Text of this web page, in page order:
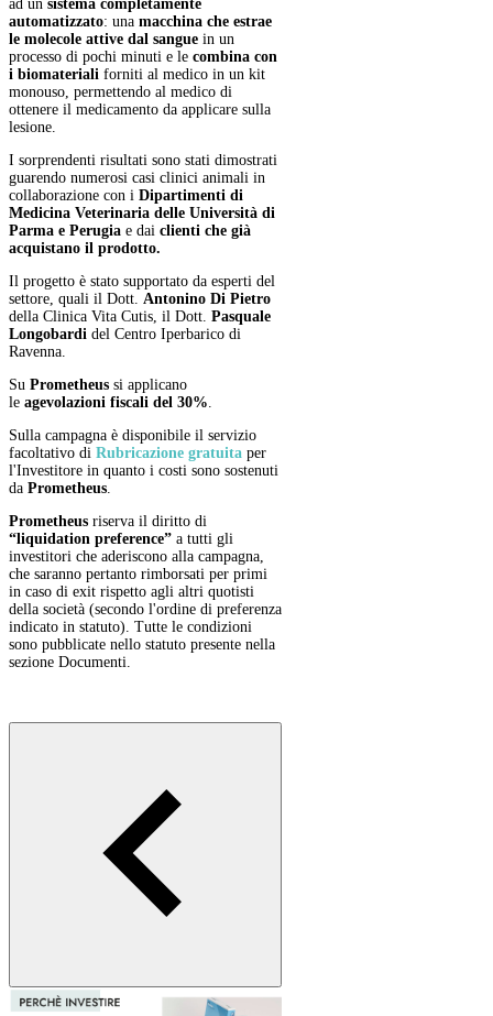
ad un sistema completamente
automatizzato: una macchina che estrae
le molecole attive dal sangue in un
processo di pochi minuti e le combina con
i biomateriali forniti al medico in un kit
monouso, permettendo al medico di
ottenere il medicamento da applicare sulla
lesione.
I sorprendenti risultati sono stati dimostrati
guarendo numerosi casi clinici animali in
collaborazione con i Dipartimenti di
Medicina Veterinaria delle Università di
Parma e Perugia e dai clienti che già
acquistano il prodotto.
Il progetto è stato supportato da esperti del
settore, quali il Dott. Antonino Di Pietro
della Clinica Vita Cutis, il Dott. Pasquale
Longobardi del Centro Iperbarico di
Ravenna.
Su Prometheus si applicano
le agevolazioni fiscali del 30%.
Sulla campagna è disponibile il servizio
facoltativo di Rubricazione gratuita per
l'Investitore in quanto i costi sono sostenuti
da Prometheus.
Prometheus riserva il diritto di
“liquidation preference” a tutti gli
investitori che aderiscono alla campagna,
che saranno pertanto rimborsati per primi
in caso di exit rispetto agli altri quotisti
della società (secondo l'ordine di preferenza
indicato in statuto). Tutte le condizioni
sono pubblicate nello statuto presente nella
sezione Documenti.